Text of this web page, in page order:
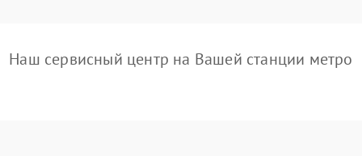
Наш сервисный центр на Вашей станции метро